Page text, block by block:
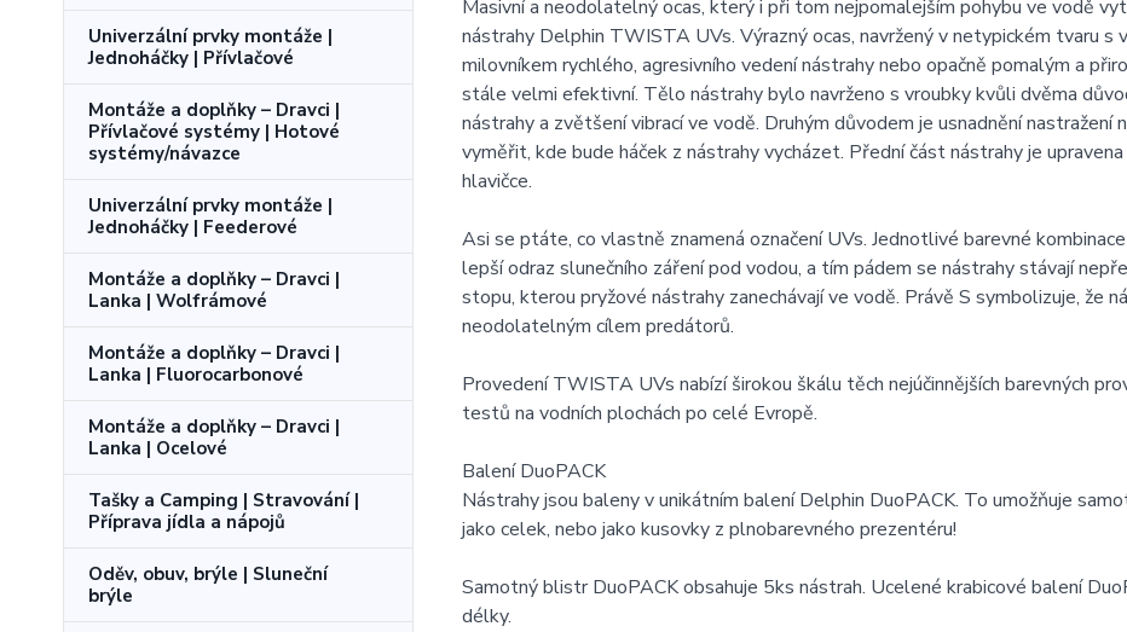
Univerzální prvky montáže |
Jednoháčky | Přívlačové
Montáže a doplňky – Dravci |
Přívlačové systémy | Hotové
systémy/návazce
Univerzální prvky montáže |
Jednoháčky | Feederové
Montáže a doplňky – Dravci |
Lanka | Wolfrámové
Montáže a doplňky – Dravci |
Lanka | Fluorocarbonové
Montáže a doplňky – Dravci |
Lanka | Ocelové
Tašky a Camping | Stravování |
Příprava jídla a nápojů
Oděv, obuv, brýle | Sluneční
brýle
Masivní a neodolatelný ocas, který i při tom nejpomalejším pohybu ve vodě
nástrahy Delphin TWISTA UVs. Výrazný ocas, navržený v netypickém tvaru s
milovníkem rychlého, agresivního vedení nástrahy nebo opačně pomalým a
stále velmi efektivní. Tělo nástrahy bylo navrženo s vroubky kvůli dvěma
nástrahy a zvětšení vibrací ve vodě. Druhým důvodem je usnadnění
vyměřit, kde bude háček z nástrahy vycházet. Přední část nástrahy je
hlavičce.
Asi se ptáte, co vlastně znamená označení UVs. Jednotlivé barevné
lepší odraz slunečního záření pod vodou, a tím pádem se nástrahy stávají
stopu, kterou pryžové nástrahy zanechávají ve vodě. Právě S symbolizuje, že
neodolatelným cílem predátorů.
Provedení TWISTA UVs nabízí širokou škálu těch nejúčinnějších barevných
testů na vodních plochách po celé Evropě.
Balení DuoPACK
Nástrahy jsou baleny v unikátním balení Delphin DuoPACK. To umožňuje
jako celek, nebo jako kusovky z plnobarevného prezentéru!
Samotný blistr DuoPACK obsahuje 5ks nástrah. Ucelené krabicové balení
délky.